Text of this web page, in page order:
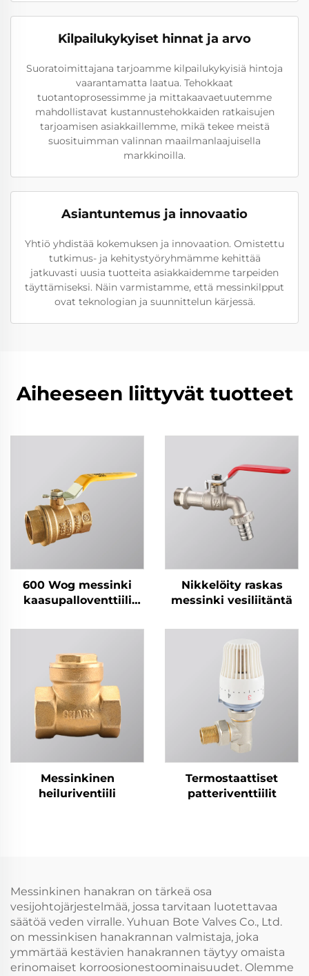
Kilpailukykyiset hinnat ja arvo
Suoratoimittajana tarjoamme kilpailukykyisiä hintoja
vaarantamatta laatua. Tehokkaat
tuotantoprosessimme ja mittakaavaetuutemme
mahdollistavat kustannustehokkaiden ratkaisujen
tarjoamisen asiakkaillemme, mikä tekee meistä
suosituimman valinnan maailmanlaajuisella
markkinoilla.
Asiantuntemus ja innovaatio
Yhtiö yhdistää kokemuksen ja innovaation. Omistettu
tutkimus- ja kehitystyöryhmämme kehittää
jatkuvasti uusia tuotteita asiakkaidemme tarpeiden
täyttämiseksi. Näin varmistamme, että messinkilpput
ovat teknologian ja suunnittelun kärjessä.
Aiheeseen liittyvät tuotteet
600 Wog messinki
kaasupalloventtiili
Nikkelöity raskas
messinki vesiliitäntä
Messinkinen
heiluriventiili
Termostaattiset
patteriventtiilit
Messinkinen hanakran on tärkeä osa
vesijohtojärjestelmää, jossa tarvitaan luotettavaa
säätöä veden virralle. Yuhuan Bote Valves Co., Ltd.
on messinkisen hanakrannan valmistaja, joka
ymmärtää kestävien hanakrannen täytyy omaista
erinomaiset korroosionestoominaisuudet. Olemme